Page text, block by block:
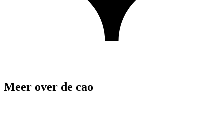
Meer over de cao